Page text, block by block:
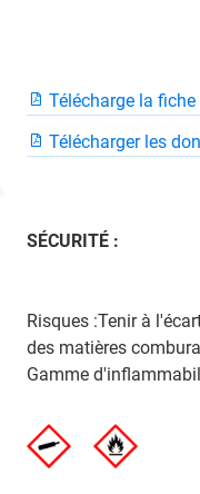
Télécharge la
Télécharger les
SÉCURITÉ :
Risques :Tenir à
des matières
Gamme